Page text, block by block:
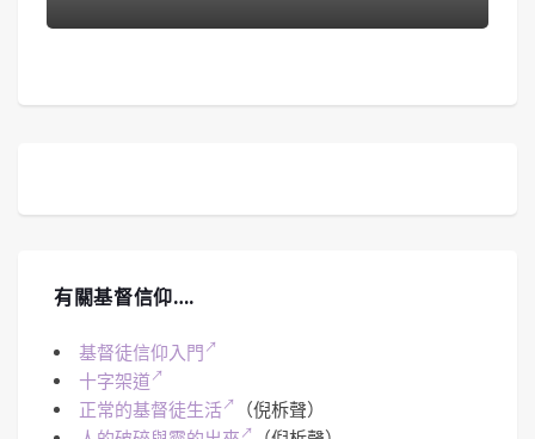
有關基督信仰….
基督徒信仰入門
十字架道
正常的基督徒生活
（倪柝聲）